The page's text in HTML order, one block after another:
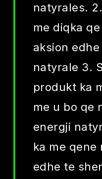
natyrales.
me diqka
aksion edhe
natyrale 3.
produkt ka
me u bo qe
energji
ka me
edhe te